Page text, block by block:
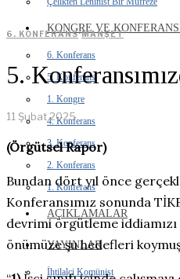
KONGRE VE
6. Konferans
5. Konferans
1. Kongre
4. Konferans
3. Konferans
2. Konferans
1. Konferans
AÇIKLAMALAR
YAYINLAR
İhtilalci Komünist
6. KONFERANS·MANŞET
5.
11 Şubat 2025
(Örgütsel Rapor)
Bundan dört yıl önce
Konferansımız sonunda
devrimi örgütleme iddiamızı
önümüze şu hedefleri